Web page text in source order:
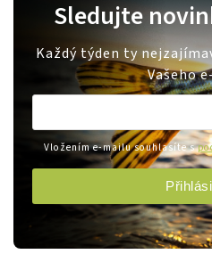
Sledujte
Každý týden ty
Vašeho
Vložením e-mailu souhlasíte s